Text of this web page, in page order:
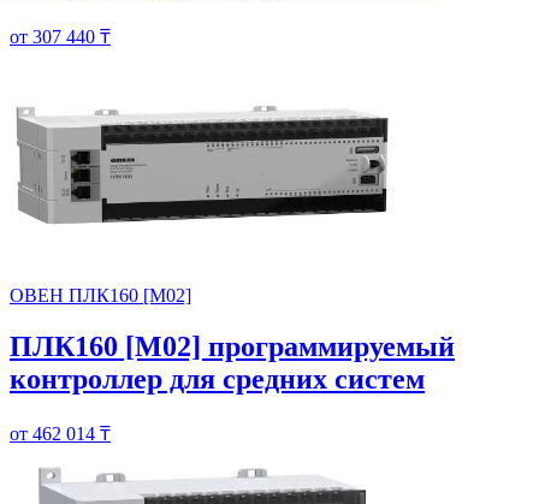
от 307 440 ₸
ОВЕН ПЛК160 [М02]
ПЛК160 [М02] программируемый
контроллер для средних систем
от 462 014 ₸